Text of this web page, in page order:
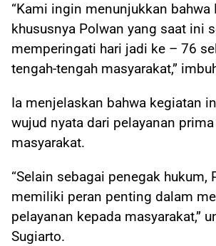
“Kami ingin menunjukkan bahwa
khususnya Polwan yang saat ini
memperingati hari jadi ke – 76
tengah-tengah masyarakat,”
Ia menjelaskan bahwa kegiatan
wujud nyata dari pelayanan
masyarakat.
“Selain sebagai penegak hukum,
memiliki peran penting dalam
pelayanan kepada masyarakat,”
Sugiarto.